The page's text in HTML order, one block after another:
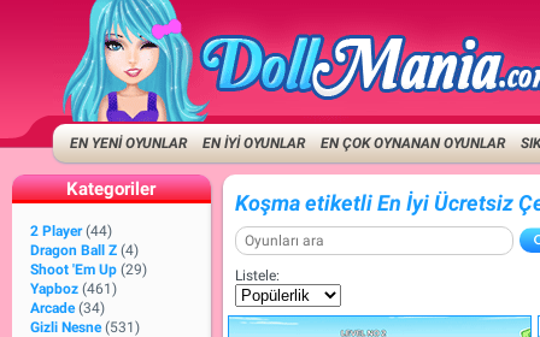
EN YENİ OYUNLAR EN İYİ OYUNLAR EN ÇOK OYNANAN OYUNLAR
Kategoriler
2 Player (44)
Dragon Ball Z (4)
Shoot 'Em Up (29)
Yapboz (461)
Arcade (34)
Gizli Nesne (531)
Koşma etiketli En İyi Ücretsiz
Listele: